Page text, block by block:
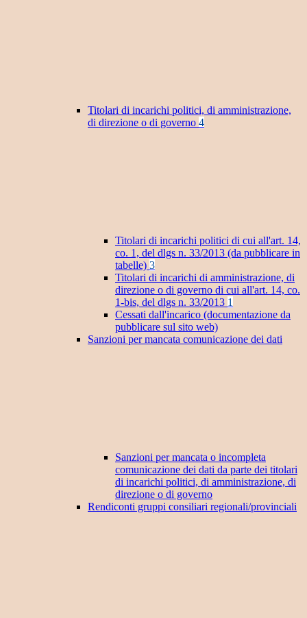
Titolari di incarichi politici, di amministrazione,
di direzione o di governo 4
Titolari di incarichi politici di cui all'art. 14,
co. 1, del dlgs n. 33/2013 (da pubblicare in
tabelle) 3
Titolari di incarichi di amministrazione, di
direzione o di governo di cui all'art. 14, co.
1-bis, del dlgs n. 33/2013 1
Cessati dall'incarico (documentazione da
pubblicare sul sito web)
Sanzioni per mancata comunicazione dei dati
Sanzioni per mancata o incompleta
comunicazione dei dati da parte dei titolari
di incarichi politici, di amministrazione, di
direzione o di governo
Rendiconti gruppi consiliari regionali/provinciali